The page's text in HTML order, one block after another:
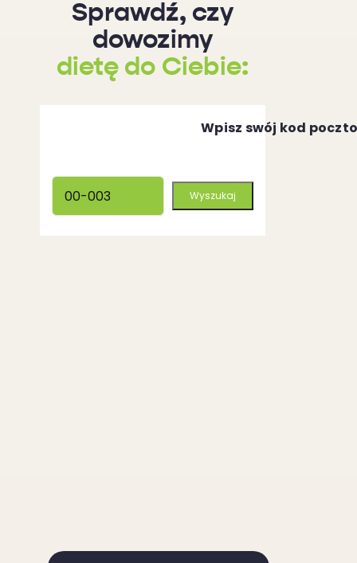
Sprawdź, czy
dowozimy
dietę do Ciebie:
Wpisz swój kod